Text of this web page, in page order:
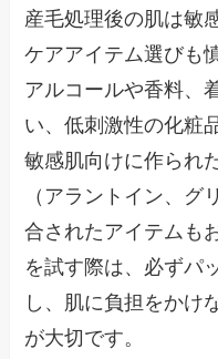
産毛処理後の肌は敏
ケアアイテム選びも
アルコールや香料、
い、低刺激性の化粧
敏感肌向けに作られ
（アラントイン、
合されたアイテムも
を試す際は、必ずパ
し、肌に負担をかけ
が大切です。